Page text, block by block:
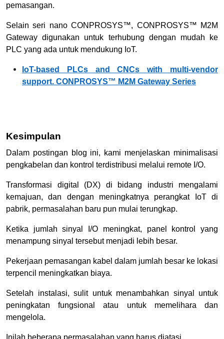
pemasangan.
Selain seri nano CONPROSYS™, CONPROSYS™ M2M
Gateway digunakan untuk terhubung dengan mudah ke
PLC yang ada untuk mendukung IoT.
IoT-based PLCs and CNCs with multi-vendor
support. CONPROSYS™ M2M Gateway Series
Kesimpulan
Dalam postingan blog ini, kami menjelaskan minimalisasi
pengkabelan dan kontrol terdistribusi melalui remote I/O.
Transformasi digital (DX) di bidang industri mengalami
kemajuan, dan dengan meningkatnya perangkat IoT di
pabrik, permasalahan baru pun mulai terungkap.
Ketika jumlah sinyal I/O meningkat, panel kontrol yang
menampung sinyal tersebut menjadi lebih besar.
Pekerjaan pemasangan kabel dalam jumlah besar ke lokasi
terpencil meningkatkan biaya.
Setelah instalasi, sulit untuk menambahkan sinyal untuk
peningkatan fungsional atau untuk memelihara dan
mengelola.